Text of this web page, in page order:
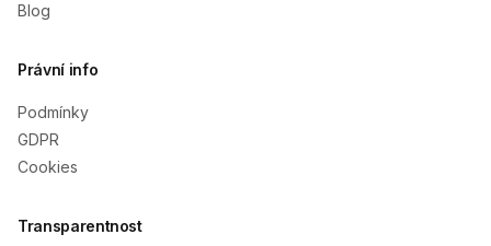
Blog
Právní info
Podmínky
GDPR
Cookies
Transparentnost